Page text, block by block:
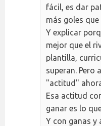
fácil, es dar
más goles que
Y explicar
mejor que el
plantilla,
superan. Pero
"actitud"
Esa actitud
ganar es lo
Y con ganas y